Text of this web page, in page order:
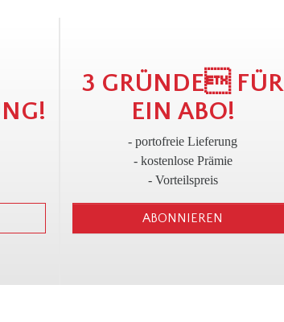
3
3 GRÜNDE FÜR
EIN ABO!
- portofreie Lieferung
- kostenlose Prämie
- Vorteilspreis
ABONNIEREN